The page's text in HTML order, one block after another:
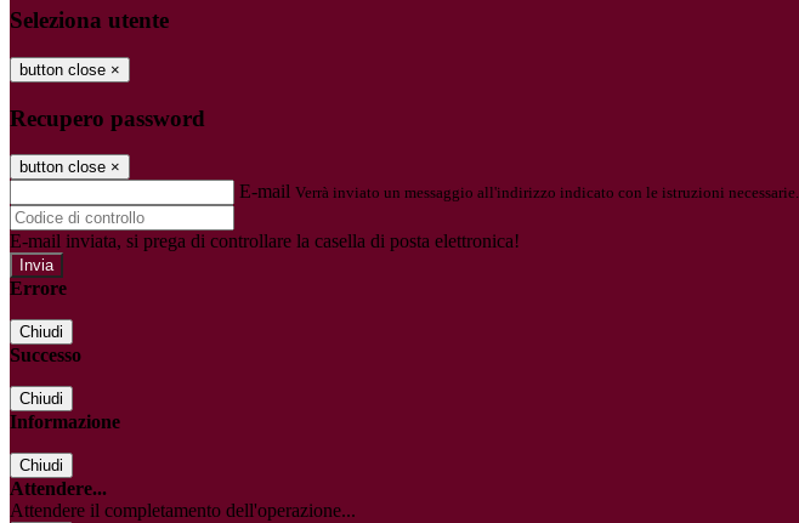
Seleziona utente
button close ×
Recupero password
button close ×
E-mail Verrà inviato un messaggio all'indirizzo indicato con le istruzioni necessarie.
E-mail inviata, si prega di controllare la casella di posta elettronica!
Errore
Chiudi
Successo
Chiudi
Informazione
Chiudi
Attendere...
Attendere il completamento dell'operazione...